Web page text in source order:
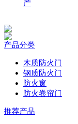
产
产品分类
木质防火门
钢质防火门
防火窗
防火卷帘门
推荐产品